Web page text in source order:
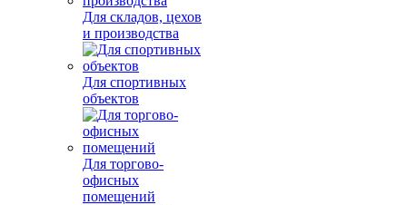
Для складов, цехов
и производства
Для спортивных
объектов
Для торгово-
офисных
помещений